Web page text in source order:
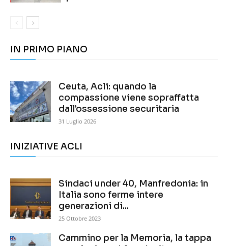
IN PRIMO PIANO
Ceuta, Acli: quando la
compassione viene sopraffatta
dall’ossessione securitaria
31 Luglio 2026
INIZIATIVE ACLI
Sindaci under 40, Manfredonia: in
Italia sono ferme intere
generazioni di...
25 Ottobre 2023
Cammino per la Memoria, la tappa